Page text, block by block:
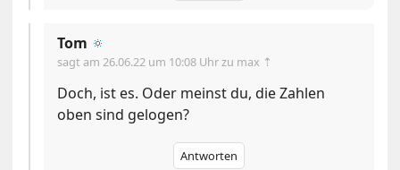
Tom 🔅
sagt am26.06.22 um 10:08 Uhrzu max ⇡
Doch, ist es. Oder meinst du, die Zahlen
oben sind gelogen?
Antworten